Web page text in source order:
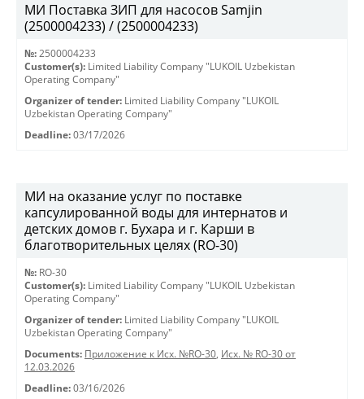
МИ Поставка ЗИП для насосов Samjin
(2500004233) / (2500004233)
№: 2500004233
Customer(s): Limited Liability Company "LUKOIL Uzbekistan
Operating Company"
Organizer of tender: Limited Liability Company "LUKOIL
Uzbekistan Operating Company"
Deadline: 03/17/2026
МИ на оказание услуг по поставке
капсулированной воды для интернатов и
детских домов г. Бухара и г. Карши в
благотворительных целях (RO-30)
№: RO-30
Customer(s): Limited Liability Company "LUKOIL Uzbekistan
Operating Company"
Organizer of tender: Limited Liability Company "LUKOIL
Uzbekistan Operating Company"
Documents: Приложение к Исх. №RO-30, Исх. № RO-30 от
12.03.2026
Deadline: 03/16/2026